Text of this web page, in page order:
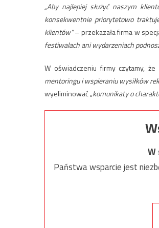
„Aby najlepiej służyć naszym
konsekwentnie priorytetowo
klientów”– przekazała firma w
festiwalach ani wydarzeniach
W oświadczeniu firmy czytamy,
mentoringu i wspieraniu wysiłków
wyeliminować „komunikaty o
W
Państwa wsparcie jest